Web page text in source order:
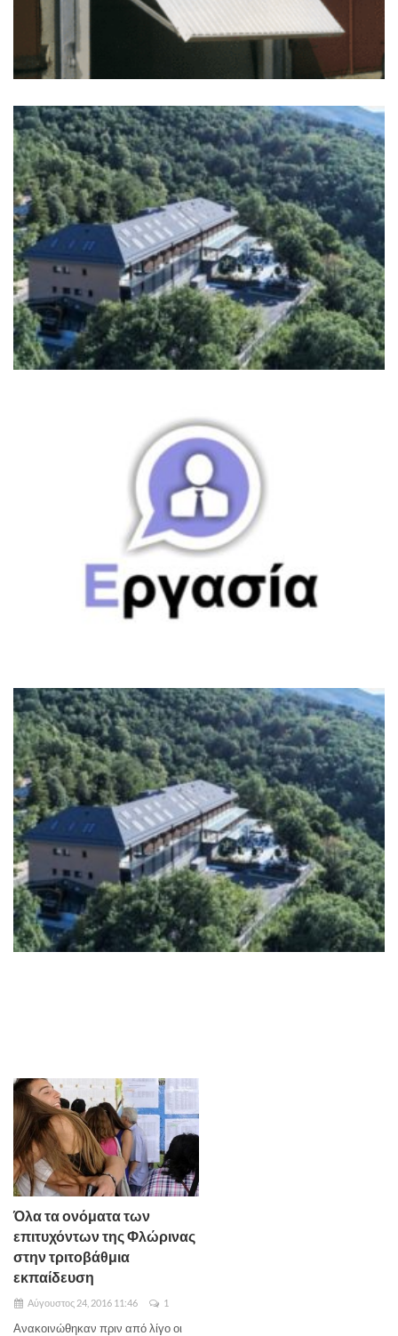
Όλα τα ονόματα των
επιτυχόντων της Φλώρινας
στην τριτοβάθμια
εκπαίδευση
Αύγουστος 24, 2016 11:46 1
Ανακοινώθηκαν πριν από λίγο οι